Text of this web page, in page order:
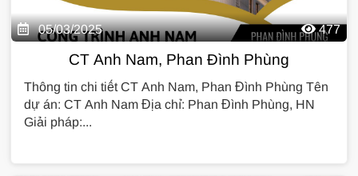
05/03/2025 477
CT Anh Nam, Phan Đình Phùng
Thông tin chi tiết CT Anh Nam, Phan Đình Phùng Tên
dự án: CT Anh Nam Địa chỉ: Phan Đình Phùng, HN
Giải pháp:...